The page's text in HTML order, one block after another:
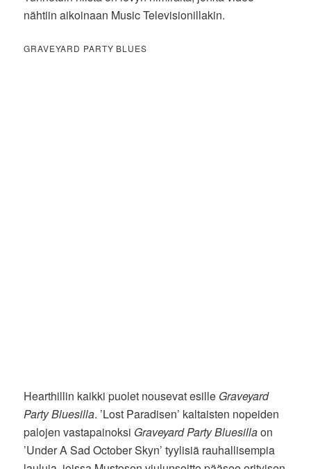
nähtiin aikoinaan Music Televisionillakin.
GRAVEYARD PARTY BLUES
Hearthillin kaikki puolet nousevat esille Graveyard
Party Bluesilla. ’Lost Paradisen’ kaltaisten nopeiden
palojen vastapainoksi Graveyard Party Bluesillaon
’Under A Sad October Skyn’ tyylisiä rauhallisempia